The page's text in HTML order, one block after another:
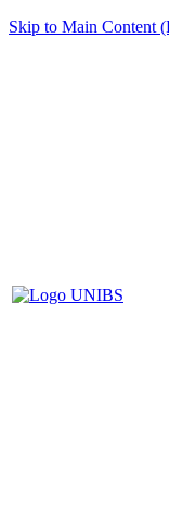
Skip to Main Content